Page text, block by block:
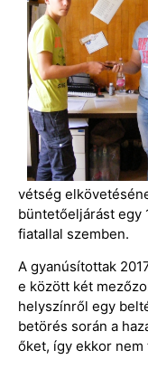
vétség
büntetőeljárást egy
fiatallal szemben.
A gyanúsítottak
e között két
helyszínről egy
betörés során a
őket, így ekkor